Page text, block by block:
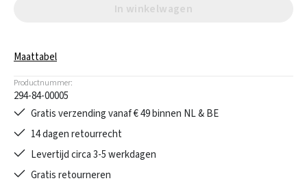
In winkelwagen
Maattabel
Productnummer:
294-84-00005
Gratis verzending vanaf € 49 binnen NL & BE
14 dagen retourrecht
Levertijd circa 3-5 werkdagen
Gratis retourneren